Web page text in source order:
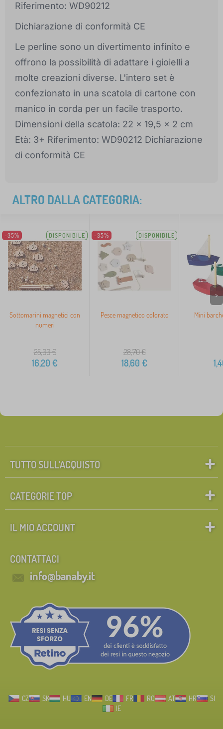
Riferimento: WD90212
Dichiarazione di conformità CE
Le perline sono un divertimento infinito e
offrono la possibilità di adattare i gioielli a
molte creazioni diverse. L'intero set è
confezionato in una scatola di cartone con
manico in corda per un facile trasporto.
Dimensioni della scatola: 22 x 19,5 x 2 cm
Età: 3+ Riferimento: WD90212 Dichiarazione
di conformità CE
ALTRO DALLA CATEGORIA:
-35% DISPONIBILE
Sottomarini magnetici con
numeri
25,00€
16,20 €
-35% DISPONIBILE
Pesce magnetico colorato
28,70€
18,60 €
Mini
>
TUTTO SULL’ACQUISTO
CATEGORIE TOP
IL MIO ACCOUNT
CONTATTACI
info@banaby.it
CZ SK HU EN DE FR RO AT HR
SI
IE